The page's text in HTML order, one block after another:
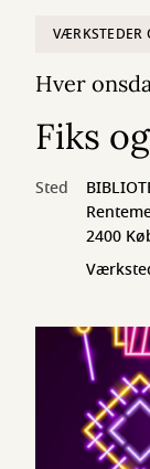
VÆRKSTEDER
Hver
Fiks
Sted
2400